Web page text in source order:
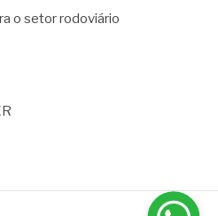
o setor rodoviário